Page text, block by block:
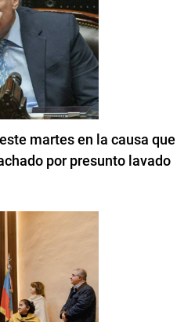
martes en la causa que
por presunto lavado